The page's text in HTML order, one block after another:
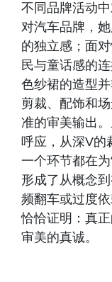
不同品牌活动
对汽车品牌，
的独立感；面
民与童话感的
色纱裙的造型
剪裁、配饰和
准的审美输出
呼应，从深V的
一个环节都在为
形成了从概念
频翻车或过度
恰恰证明：真
审美的真诚。